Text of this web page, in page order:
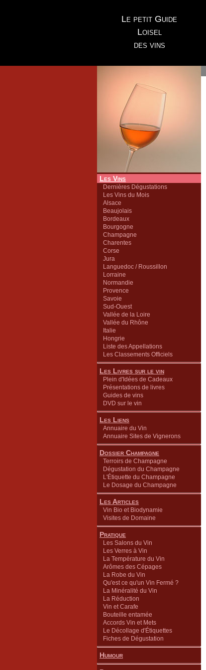
Le petit Guide
Loisel
des vins
Les Vins
Dernières Dégustations
Les Vins du Mois
Alsace
Beaujolais
Bordeaux
Bourgogne
Champagne
Charentes
Corse
Jura
Languedoc / Roussillon
Lorraine
Normandie
Provence
Savoie
Sud-Ouest
Vallée de la Loire
Vallée du Rhône
Italie
Hongrie
Liste des Appellations
Les Classements Officiels
Les Livres sur le vin
Plein d'Idées de Cadeaux
Présentations de livres
Guides de vins
DVD sur le vin
Les Liens
Annuaire du Vin
Annuaire Sites de Vignerons
Dossier Champagne
Terroirs de Champagne
Dégustation du Champagne
L'Étiquette du Champagne
Le Dosage du Champagne
Les Articles
Vin Bio et Biodynamie
Visites de Domaine
Pratique
Les Salons du Vin
Les Verres à Vin
La Température du Vin
Arômes des Cépages
La Robe du Vin
Qu'est ce qu'un Vin Fermé ?
La Minéralité du Vin
La Réduction
Vin et Carafe
Bouteille entamée
Accords Vin et Mets
Le Décollage d'Étiquettes
Fiches de Dégustation
Humour